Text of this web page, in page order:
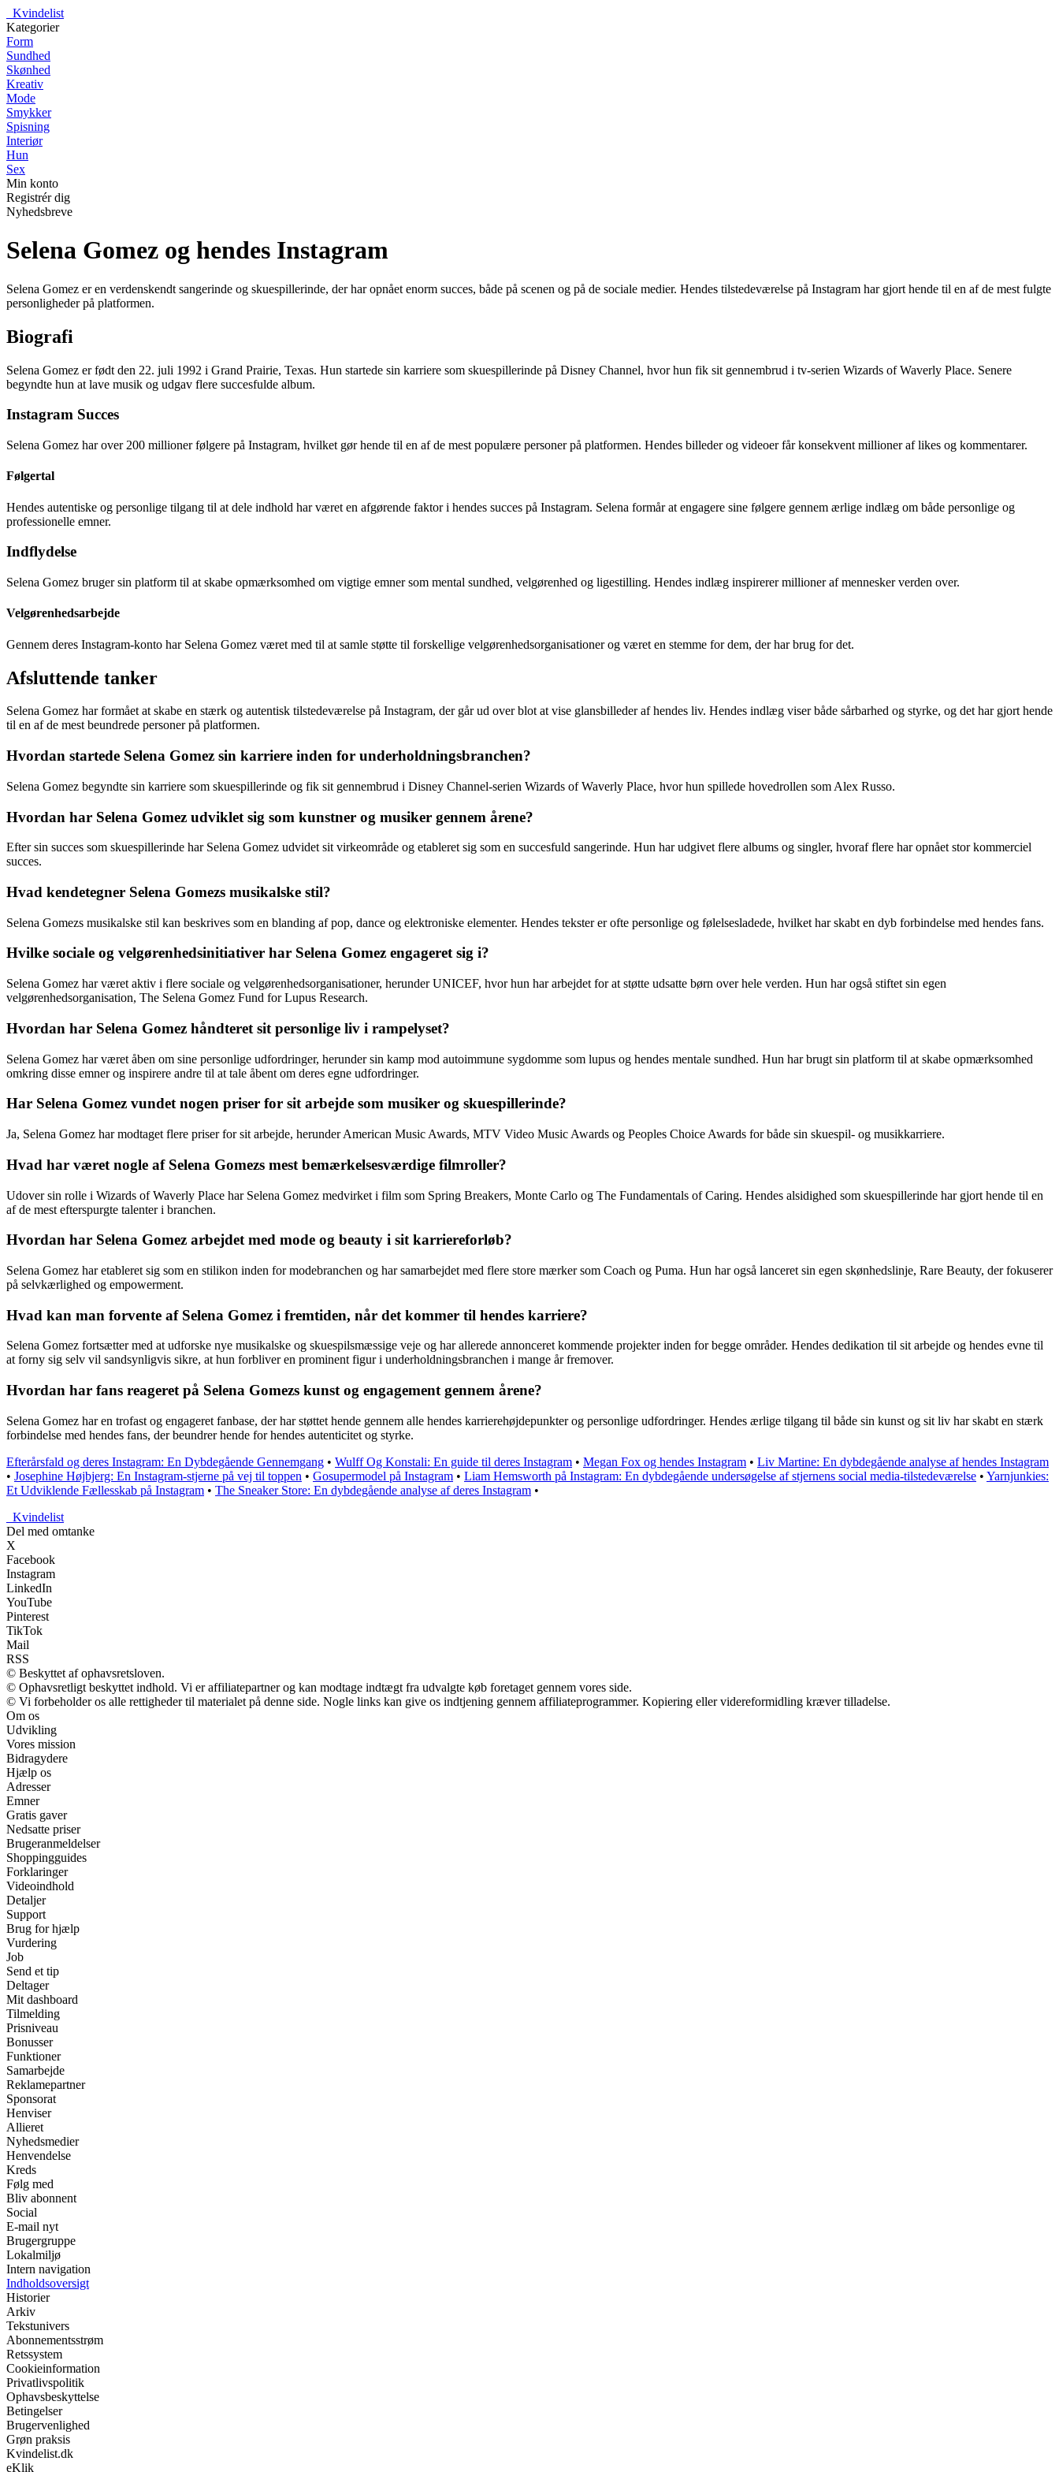
Kvindelist
Kategorier
Form
Sundhed
Skønhed
Kreativ
Mode
Smykker
Spisning
Interiør
Hun
Sex
Min konto
Registrér dig
Nyhedsbreve
Selena Gomez og hendes Instagram
Selena Gomez er en verdenskendt sangerinde og skuespillerinde, der har opnået enorm succes, både på scenen og på de sociale medier. Hendes tilstedeværelse på Instagram har gjort hende til en af de mest fulgte
personligheder på platformen.
Biografi
Selena Gomez er født den 22. juli 1992 i Grand Prairie, Texas. Hun startede sin karriere som skuespillerinde på Disney Channel, hvor hun fik sit gennembrud i tv-serien Wizards of Waverly Place. Senere
begyndte hun at lave musik og udgav flere succesfulde album.
Instagram Succes
Selena Gomez har over 200 millioner følgere på Instagram, hvilket gør hende til en af de mest populære personer på platformen. Hendes billeder og videoer får konsekvent millioner af likes og kommentarer.
Følgertal
Hendes autentiske og personlige tilgang til at dele indhold har været en afgørende faktor i hendes succes på Instagram. Selena formår at engagere sine følgere gennem ærlige indlæg om både personlige og
professionelle emner.
Indflydelse
Selena Gomez bruger sin platform til at skabe opmærksomhed om vigtige emner som mental sundhed, velgørenhed og ligestilling. Hendes indlæg inspirerer millioner af mennesker verden over.
Velgørenhedsarbejde
Gennem deres Instagram-konto har Selena Gomez været med til at samle støtte til forskellige velgørenhedsorganisationer og været en stemme for dem, der har brug for det.
Afsluttende tanker
Selena Gomez har formået at skabe en stærk og autentisk tilstedeværelse på Instagram, der går ud over blot at vise glansbilleder af hendes liv. Hendes indlæg viser både sårbarhed og styrke, og det har gjort hende
til en af de mest beundrede personer på platformen.
Hvordan startede Selena Gomez sin karriere inden for underholdningsbranchen?
Selena Gomez begyndte sin karriere som skuespillerinde og fik sit gennembrud i Disney Channel-serien Wizards of Waverly Place, hvor hun spillede hovedrollen som Alex Russo.
Hvordan har Selena Gomez udviklet sig som kunstner og musiker gennem årene?
Efter sin succes som skuespillerinde har Selena Gomez udvidet sit virkeområde og etableret sig som en succesfuld sangerinde. Hun har udgivet flere albums og singler, hvoraf flere har opnået stor kommerciel
succes.
Hvad kendetegner Selena Gomezs musikalske stil?
Selena Gomezs musikalske stil kan beskrives som en blanding af pop, dance og elektroniske elementer. Hendes tekster er ofte personlige og følelsesladede, hvilket har skabt en dyb forbindelse med hendes fans.
Hvilke sociale og velgørenhedsinitiativer har Selena Gomez engageret sig i?
Selena Gomez har været aktiv i flere sociale og velgørenhedsorganisationer, herunder UNICEF, hvor hun har arbejdet for at støtte udsatte børn over hele verden. Hun har også stiftet sin egen
velgørenhedsorganisation, The Selena Gomez Fund for Lupus Research.
Hvordan har Selena Gomez håndteret sit personlige liv i rampelyset?
Selena Gomez har været åben om sine personlige udfordringer, herunder sin kamp mod autoimmune sygdomme som lupus og hendes mentale sundhed. Hun har brugt sin platform til at skabe opmærksomhed
omkring disse emner og inspirere andre til at tale åbent om deres egne udfordringer.
Har Selena Gomez vundet nogen priser for sit arbejde som musiker og skuespillerinde?
Ja, Selena Gomez har modtaget flere priser for sit arbejde, herunder American Music Awards, MTV Video Music Awards og Peoples Choice Awards for både sin skuespil- og musikkarriere.
Hvad har været nogle af Selena Gomezs mest bemærkelsesværdige filmroller?
Udover sin rolle i Wizards of Waverly Place har Selena Gomez medvirket i film som Spring Breakers, Monte Carlo og The Fundamentals of Caring. Hendes alsidighed som skuespillerinde har gjort hende til en
af de mest efterspurgte talenter i branchen.
Hvordan har Selena Gomez arbejdet med mode og beauty i sit karriereforløb?
Selena Gomez har etableret sig som en stilikon inden for modebranchen og har samarbejdet med flere store mærker som Coach og Puma. Hun har også lanceret sin egen skønhedslinje, Rare Beauty, der fokuserer
på selvkærlighed og empowerment.
Hvad kan man forvente af Selena Gomez i fremtiden, når det kommer til hendes karriere?
Selena Gomez fortsætter med at udforske nye musikalske og skuespilsmæssige veje og har allerede annonceret kommende projekter inden for begge områder. Hendes dedikation til sit arbejde og hendes evne til
at forny sig selv vil sandsynligvis sikre, at hun forbliver en prominent figur i underholdningsbranchen i mange år fremover.
Hvordan har fans reageret på Selena Gomezs kunst og engagement gennem årene?
Selena Gomez har en trofast og engageret fanbase, der har støttet hende gennem alle hendes karrierehøjdepunkter og personlige udfordringer. Hendes ærlige tilgang til både sin kunst og sit liv har skabt en stærk
forbindelse med hendes fans, der beundrer hende for hendes autenticitet og styrke.
Efterårsfald og deres Instagram: En Dybdegående Gennemgang • Wulff Og Konstali: En guide til deres Instagram • Megan Fox og hendes Instagram • Liv Martine: En dybdegående analyse af hendes Instagram
• Josephine Højbjerg: En Instagram-stjerne på vej til toppen • Gosupermodel på Instagram • Liam Hemsworth på Instagram: En dybdegående undersøgelse af stjernens social media-tilstedeværelse • Yarnjunkies:
Et Udviklende Fællesskab på Instagram • The Sneaker Store: En dybdegående analyse af deres Instagram •
Kvindelist
Del med omtanke
X
Facebook
Instagram
LinkedIn
YouTube
Pinterest
TikTok
Mail
RSS
© Beskyttet af ophavsretsloven.
© Ophavsretligt beskyttet indhold. Vi er affiliatepartner og kan modtage indtægt fra udvalgte køb foretaget gennem vores side.
© Vi forbeholder os alle rettigheder til materialet på denne side. Nogle links kan give os indtjening gennem affiliateprogrammer. Kopiering eller videreformidling kræver tilladelse.
Om os
Udvikling
Vores mission
Bidragydere
Hjælp os
Adresser
Emner
Gratis gaver
Nedsatte priser
Brugeranmeldelser
Shoppingguides
Forklaringer
Videoindhold
Detaljer
Support
Brug for hjælp
Vurdering
Job
Send et tip
Deltager
Mit dashboard
Tilmelding
Prisniveau
Bonusser
Funktioner
Samarbejde
Reklamepartner
Sponsorat
Henviser
Allieret
Nyhedsmedier
Henvendelse
Kreds
Følg med
Bliv abonnent
Social
E-mail nyt
Brugergruppe
Lokalmiljø
Intern navigation
Indholdsoversigt
Historier
Arkiv
Tekstunivers
Abonnementsstrøm
Retssystem
Cookieinformation
Privatlivspolitik
Ophavsbeskyttelse
Betingelser
Brugervenlighed
Grøn praksis
Kvindelist.dk
eKlik